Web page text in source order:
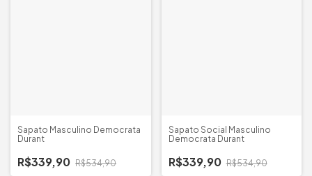
Sapato Masculino Democrata
Durant
R$339,90 R$534,90
Sapato Social Masculino
Democrata Durant
R$339,90 R$534,90